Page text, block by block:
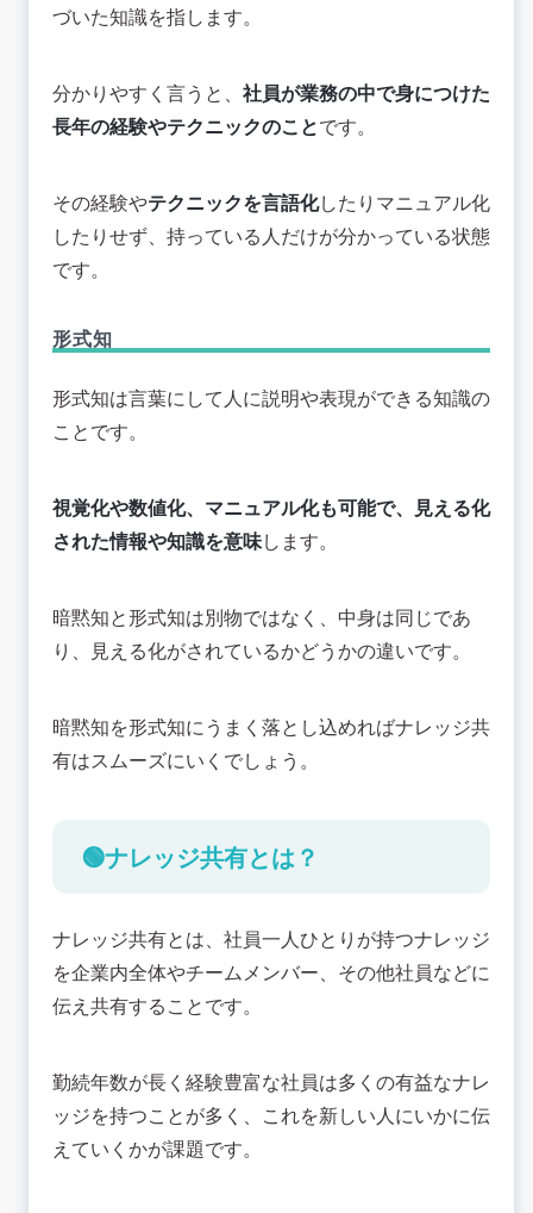
づいた知識を指します。
分かりやすく言うと、 社員が業務の中で身につけた
長年の経験やテクニックのことです。
その経験やテクニックを言語化したりマニュアル化
したりせず、持っている人だけが分かっている状態
です。
形式知
形式知は言葉にして人に説明や表現ができる知識の
ことです。
視覚化や数値化、マニュアル化も可能で、見える化
された情報や知識を意味します。
暗黙知と形式知は別物ではなく、中身は同じであ
り、見える化がされているかどうかの違いです。
暗黙知を形式知にうまく落とし込めればナレッジ共
有はスムーズにいくでしょう。
🟢ナレッジ共有とは？
ナレッジ共有とは、社員一人ひとりが持つナレッジ
を企業内全体やチームメンバー、その他社員などに
伝え共有することです。
勤続年数が長く経験豊富な社員は多くの有益なナレ
ッジを持つことが多く、これを新しい人にいかに伝
えていくかが課題です。